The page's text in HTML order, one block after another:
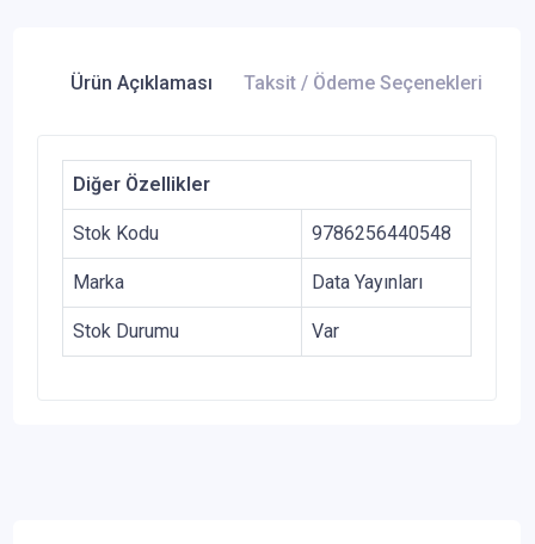
Ürün Açıklaması Taksit / Ödeme Seçenekleri
Diğer Özellikler
Stok Kodu 9786256440548
Marka Data Yayınları
Stok Durumu Var